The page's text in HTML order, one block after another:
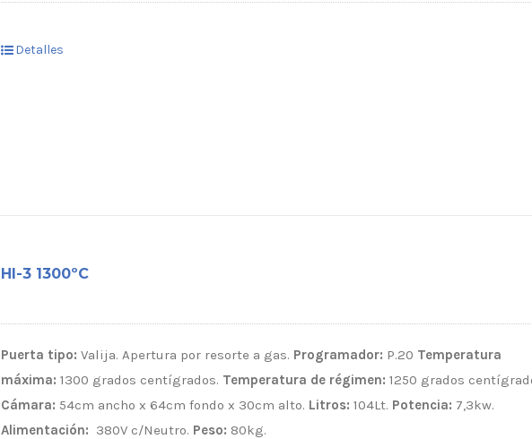
Detalles
HI-3 1300ºC
Puerta tipo: Valija. Apertura por resorte a gas. Programador: P.20 Temperatura
máxima: 1300 grados centígrados. Temperatura de régimen: 1250 grados
Cámara: 54cm ancho x 64cm fondo x 30cm alto. Litros: 104Lt. Potencia: 7,3kw.
Alimentación: 380V c/Neutro. Peso: 80kg.